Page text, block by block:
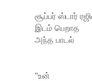
சூப்பர் ஸ்டார்
இடம் பெறாத
அந்த பாடல்
"உன்